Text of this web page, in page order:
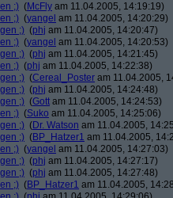
;) (McFly am 11.04.2005, 14:19:19)
;) (yangel am 11.04.2005, 14:20:29)
;) (phj am 11.04.2005, 14:20:47)
;) (yangel am 11.04.2005, 14:20:53)
;) (phj am 11.04.2005, 14:21:45)
;) (phj am 11.04.2005, 14:22:38)
;) (Cereal_Poster am 11.04.2005,
;) (phj am 11.04.2005, 14:24:48)
;) (Gott am 11.04.2005, 14:24:53)
;) (Suko am 11.04.2005, 14:25:06)
;) (Dr. Watson am 11.04.2005,
;) (BP_Hatzer1 am 11.04.2005,
;) (yangel am 11.04.2005, 14:27:03)
;) (phj am 11.04.2005, 14:27:17)
;) (phj am 11.04.2005, 14:27:48)
;) (BP_Hatzer1 am 11.04.2005,